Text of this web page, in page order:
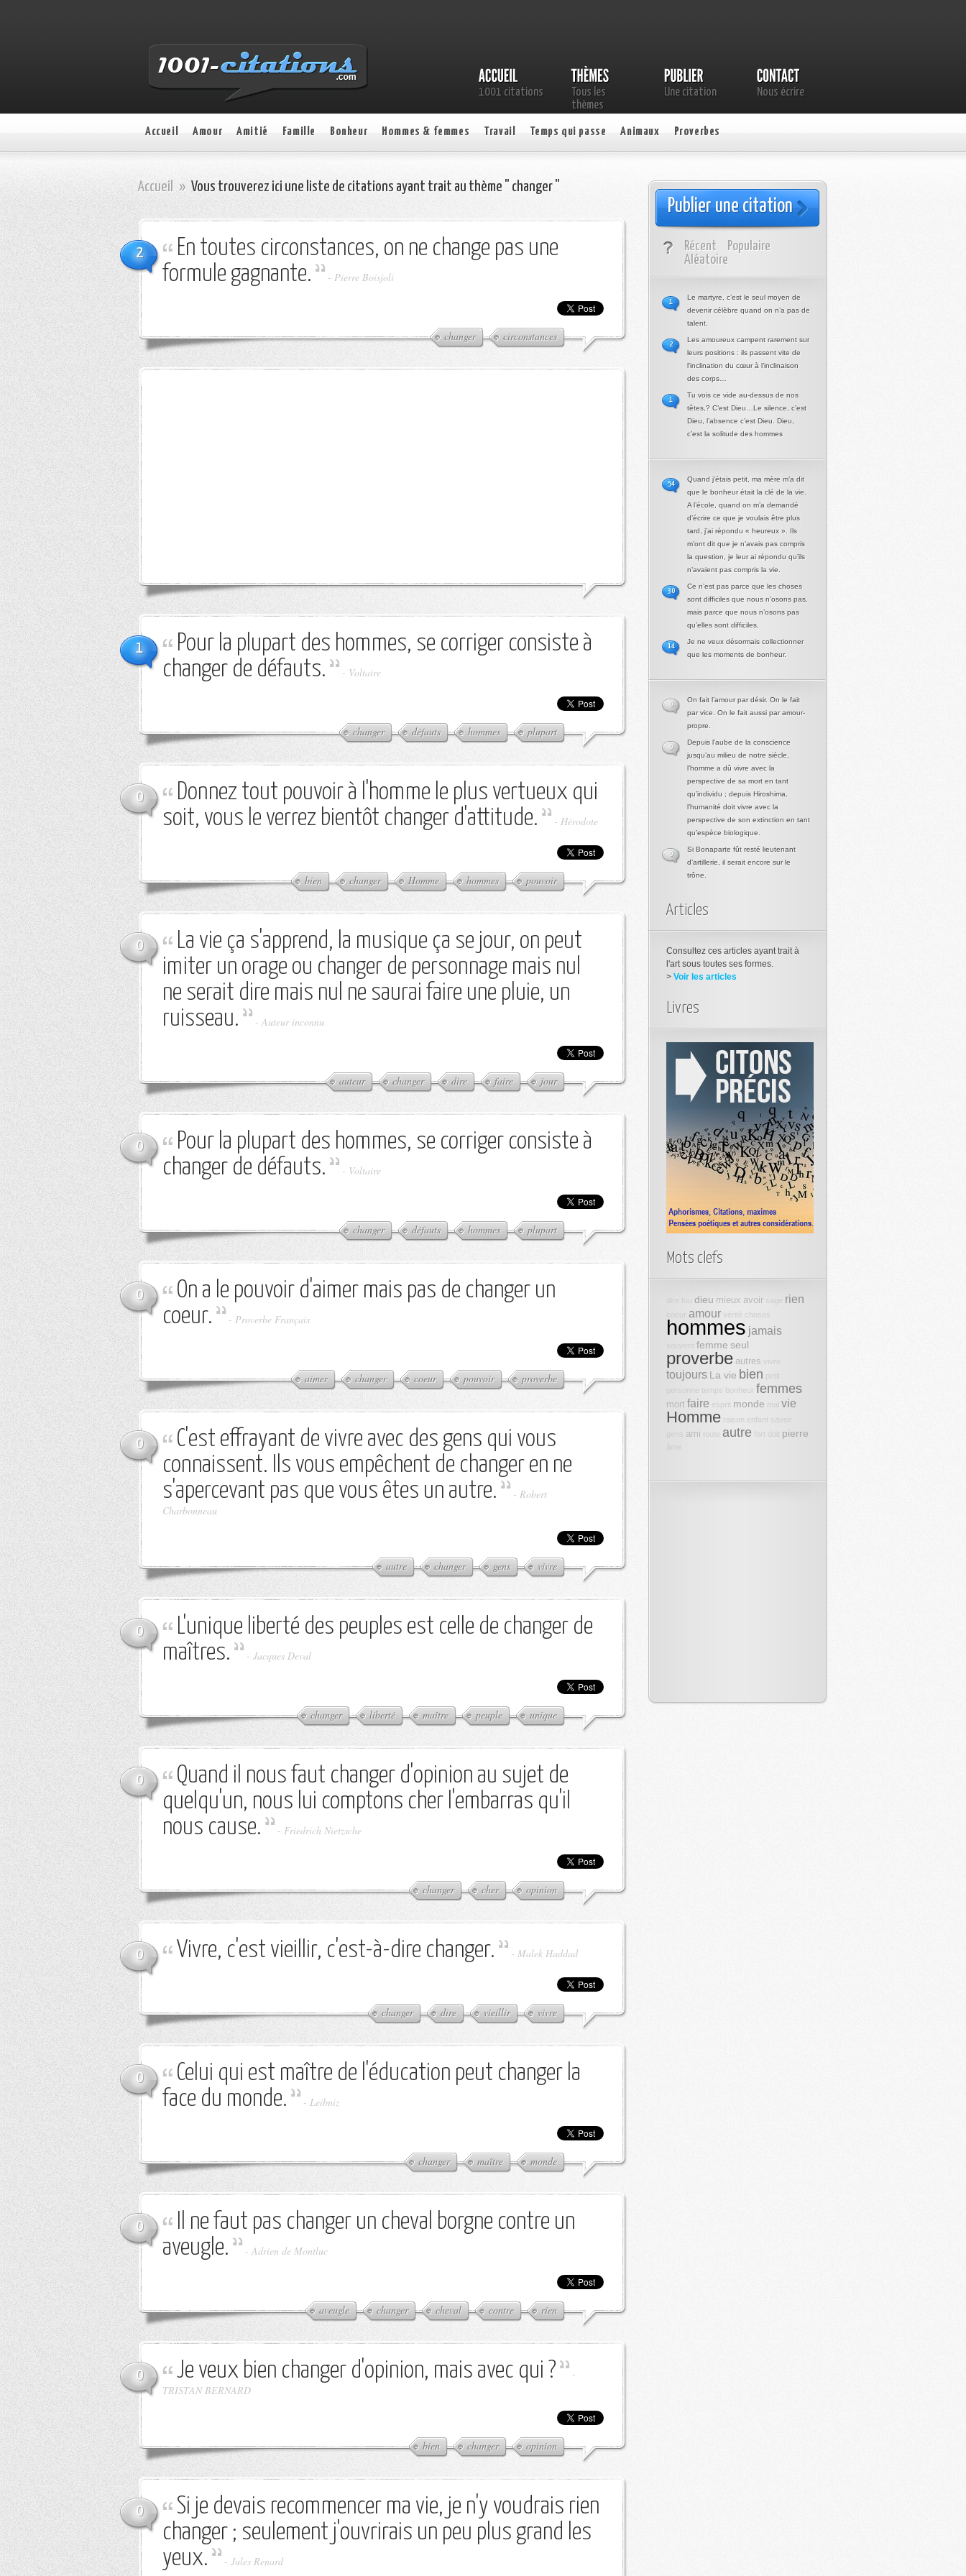
1001 citations
Tous les
thèmes
Une citation Nous écrire
Accueil Amour Amitié Famille Bonheur Hommes & femmes Travail Temps qui passe Animaux Proverbes
Accueil » Vous trouverez ici une liste de citations ayant trait au thème " changer "
2
En toutes circonstances, on ne change pas une
formule gagnante.
- Pierre Boisjoli
changer circonstances
1
Pour la plupart des hommes, se corriger consiste à
changer de défauts.
- Voltaire
changer défauts hommes plupart
0
Donnez tout pouvoir à l'homme le plus vertueux qui
soit, vous le verrez bientôt changer d'attitude.
- Hérodote
bien changer Homme hommes pouvoir
0
La vie ça s'apprend, la musique ça se jour, on peut
imiter un orage ou changer de personnage mais nul
ne serait dire mais nul ne saurai faire une pluie, un
ruisseau.
- Auteur inconnu
auteur changer dire faire jour
0
Pour la plupart des hommes, se corriger consiste à
changer de défauts.
- Voltaire
changer défauts hommes plupart
0
On a le pouvoir d'aimer mais pas de changer un
coeur.
- Proverbe Français
aimer changer coeur pouvoir proverbe
0
C'est effrayant de vivre avec des gens qui vous
connaissent. Ils vous empêchent de changer en ne
s'apercevant pas que vous êtes un autre.
- Robert
Charbonneau
autre changer gens vivre
0
L'unique liberté des peuples est celle de changer de
maîtres.
- Jacques Deval
changer liberté maître peuple unique
0
Quand il nous faut changer d'opinion au sujet de
quelqu'un, nous lui comptons cher l'embarras qu'il
nous cause.
- Friedrich Nietzsche
changer cher opinion
0 Vivre, c'est vieillir, c'est-à-dire changer. - Malek Haddad
changer dire vieillir vivre
0
Celui qui est maître de l'éducation peut changer la
face du monde.
- Leibniz
changer maître monde
0
Il ne faut pas changer un cheval borgne contre un
aveugle.
- Adrien de Montluc
aveugle changer cheval contre rien
0 Je veux bien changer d'opinion, mais avec qui ?
-
TRISTAN BERNARD
bien changer opinion
0
Si je devais recommencer ma vie, je n'y voudrais rien
changer ; seulement j'ouvrirais un peu plus grand les
yeux.
- Jules Renard
Publier une citation
Récent
Populaire
Aléatoire
Le martyre, c’est le seul moyen de
devenir célèbre quand on n’a pas de
talent.
1
Les amoureux campent rarement sur
leurs positions : ils passent vite de
l’inclination du cœur à l’inclinaison
des corps…
2
Tu vois ce vide au-dessus de nos
têtes,? C’est Dieu…Le silence, c’est
Dieu, l’absence c’est Dieu. Dieu,
c’est la solitude des hommes
1
Quand j’étais petit, ma mère m’a dit
que le bonheur était la clé de la vie.
A l’école, quand on m’a demandé
d’écrire ce que je voulais être plus
tard, j’ai répondu « heureux ». Ils
m’ont dit que je n’avais pas compris
la question, je leur ai répondu qu’ils
n’avaient pas compris la vie.
54
Ce n’est pas parce que les choses
sont difficiles que nous n’osons pas,
mais parce que nous n’osons pas
qu’elles sont difficiles.
30
Je ne veux désormais collectionner
que les moments de bonheur.
14
On fait l’amour par désir. On le fait
par vice. On le fait aussi par amour-
propre.
0
Depuis l’aube de la conscience
jusqu’au milieu de notre siècle,
l’homme a dû vivre avec la
perspective de sa mort en tant
qu’individu ; depuis Hiroshima,
l’humanité doit vivre avec la
perspective de son extinction en tant
qu’espèce biologique.
0
Si Bonaparte fût resté lieutenant
d’artillerie, il serait encore sur le
trône.
0
Articles
Consultez ces articles ayant trait à
l'art sous toutes ses formes.
> Voir les articles
Livres
Mots clefs
dieu mieux avoir sage rien
amour vérité choses
hommes jamais
souvent femme seul
proverbe autres vivre
toujours La vie bien petit
temps bonheur femmes
mort faire esprit monde mal vie
Homme raison enfant
savoir
ami toute autre fort doit pierre